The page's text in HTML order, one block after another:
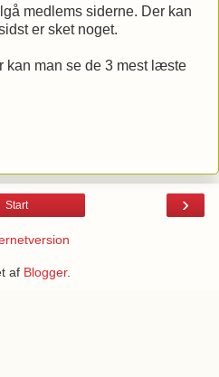
medlems siderne. Der kan
er sket noget.
kan man se de 3 mest læste
›
Start
af Blogger.